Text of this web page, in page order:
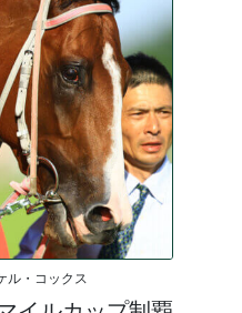
ル・コックス